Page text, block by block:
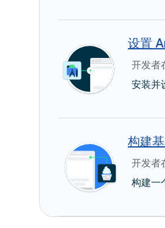
设置
开发者
安装并
构建
开发者
构建一